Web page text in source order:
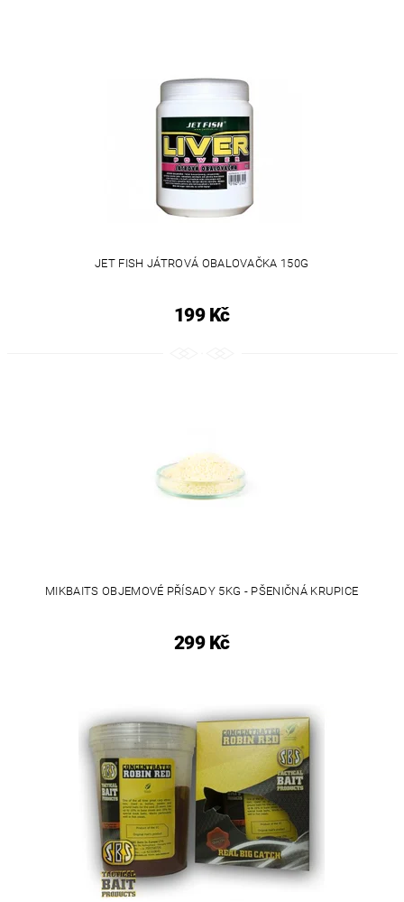
JET FISH JÁTROVÁ OBALOVAČKA 150G
199 Kč
MIKBAITS OBJEMOVÉ PŘÍSADY 5KG - PŠENIČNÁ KRUPICE
299 Kč